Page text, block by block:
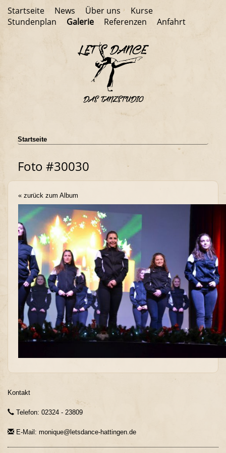
Startseite News Über uns
Kurse
Stundenplan
Galerie Referenzen Anfahrt
Startseite
Foto #30030
« zurück zum Album
Kontakt
Telefon: 02324 - 23809
E-Mail: monique@letsdance-hattingen.de